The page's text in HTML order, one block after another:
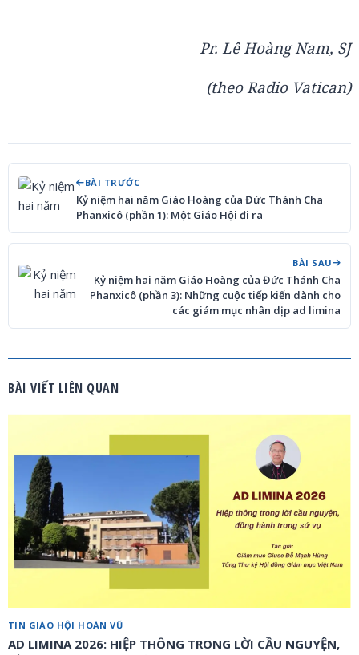
Pr. Lê Hoàng Nam, SJ
(theo Radio Vatican)
BÀI TRƯỚC
Kỷ niệm hai năm Giáo Hoàng của Đức Thánh Cha
Phanxicô (phần 1): Một Giáo Hội đi ra
BÀI SAU
Kỷ niệm hai năm Giáo Hoàng của Đức Thánh Cha
Phanxicô (phần 3): Những cuộc tiếp kiến dành cho
các giám mục nhân dịp ad limina
BÀI VIẾT LIÊN QUAN
TIN GIÁO HỘI HOÀN VŨ
AD LIMINA 2026: HIỆP THÔNG TRONG LỜI CẦU NGUYỆN,